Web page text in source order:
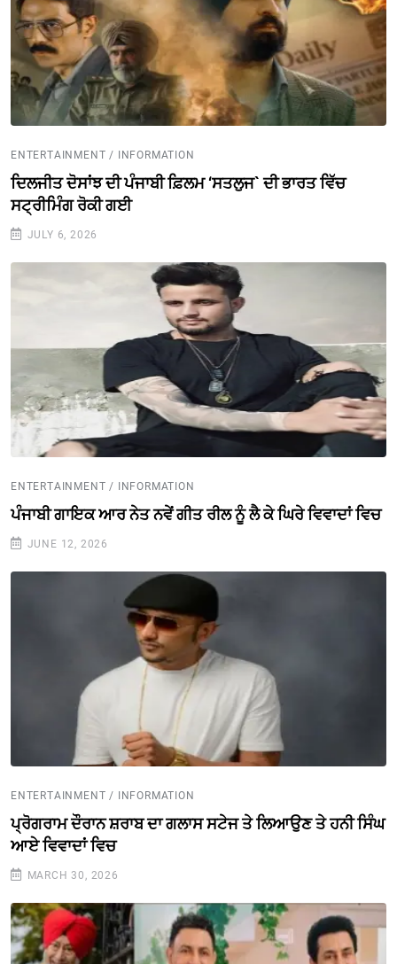
ENTERTAINMENT / INFORMATION
ਦਿਲਜੀਤ ਦੋਸਾਂਝ ਦੀ ਪੰਜਾਬੀ ਫ਼ਿਲਮ ‘ਸਤਲੁਜ` ਦੀ ਭਾਰਤ ਵਿੱਚ
ਸਟ੍ਰੀਮਿੰਗ ਰੋਕੀ ਗਈ
JULY 6, 2026
ENTERTAINMENT / INFORMATION
ਪੰਜਾਬੀ ਗਾਇਕ ਆਰ ਨੇਤ ਨਵੇਂ ਗੀਤ ਰੀਲ ਨੂੰ ਲੈ ਕੇ ਘਿਰੇ ਵਿਵਾਦਾਂ ਵਿਚ
JUNE 12, 2026
ENTERTAINMENT / INFORMATION
ਪ੍ਰੋਗਰਾਮ ਦੌਰਾਨ ਸ਼ਰਾਬ ਦਾ ਗਲਾਸ ਸਟੇਜ ਤੇ ਲਿਆਉਣ ਤੇ ਹਨੀ ਸਿੰਘ
ਆਏ ਵਿਵਾਦਾਂ ਵਿਚ
MARCH 30, 2026